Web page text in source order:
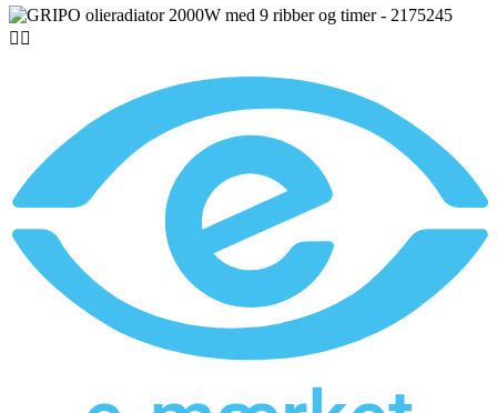
 